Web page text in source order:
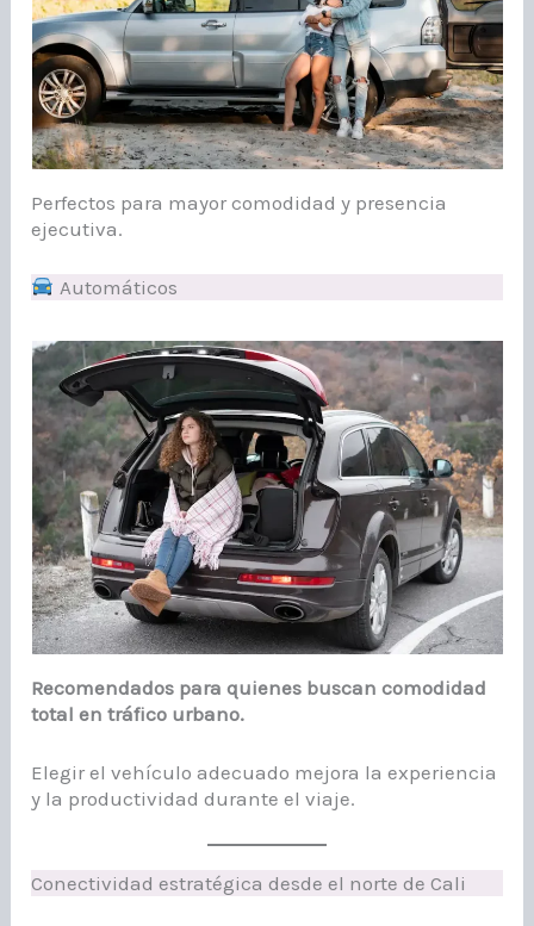
Perfectos para mayor comodidad y presencia
ejecutiva.
Automáticos
Recomendados para quienes buscan comodidad
total en tráfico urbano.
Elegir el vehículo adecuado mejora la experiencia
y la productividad durante el viaje.
Conectividad estratégica desde el norte de Cali